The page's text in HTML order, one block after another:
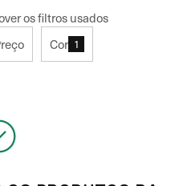
os filtros usados
Cor 1